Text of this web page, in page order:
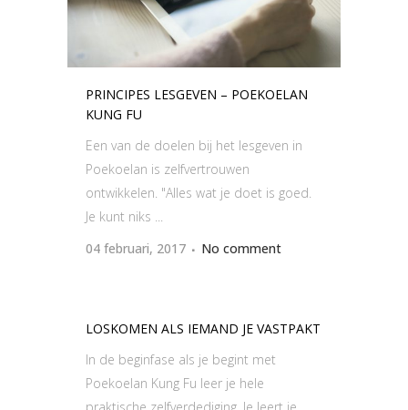
PRINCIPES LESGEVEN – POEKOELAN
KUNG FU
Een van de doelen bij het lesgeven in
Poekoelan is zelfvertrouwen
ontwikkelen. "Alles wat je doet is goed.
Je kunt niks ...
04 februari, 2017
No comment
LOSKOMEN ALS IEMAND JE VASTPAKT
In de beginfase als je begint met
Poekoelan Kung Fu leer je hele